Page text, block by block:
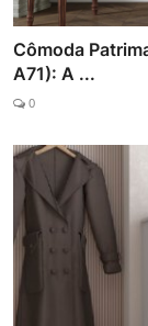
Cômoda
A71): A ...
0